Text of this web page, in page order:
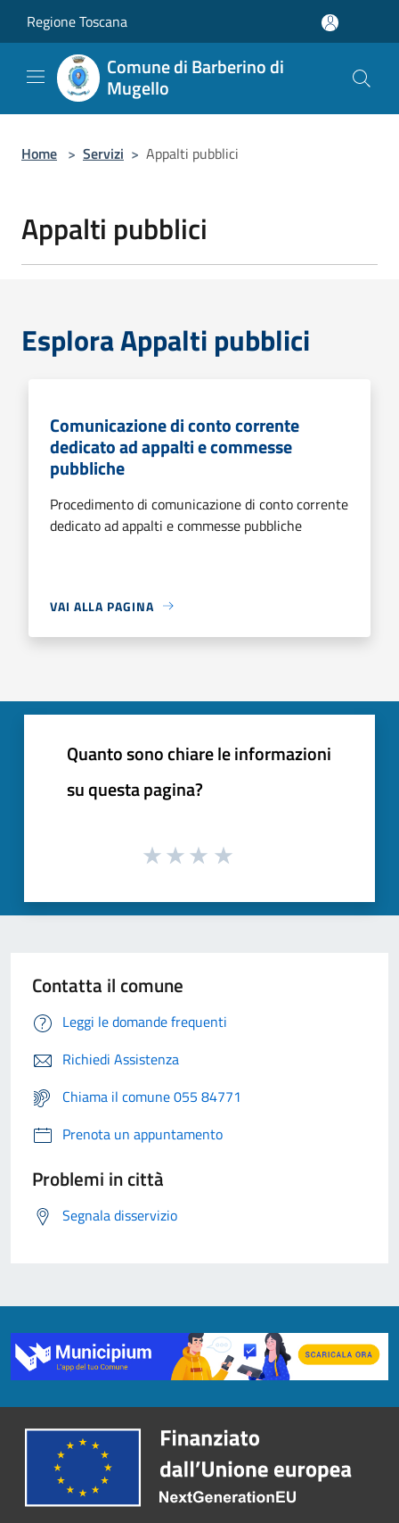
Regione Toscana
Comune di Barberino di
Mugello
Home > Servizi > Appalti pubblici
Appalti pubblici
Esplora Appalti pubblici
Comunicazione di conto corrente
dedicato ad appalti e commesse
pubbliche
Procedimento di comunicazione di conto corrente
dedicato ad appalti e commesse pubbliche
VAI ALLA PAGINA
Quanto sono chiare le informazioni
su questa pagina?
Contatta il comune
Leggi le domande frequenti
Richiedi Assistenza
Chiama il comune 055 84771
Prenota un appuntamento
Problemi in città
Segnala disservizio